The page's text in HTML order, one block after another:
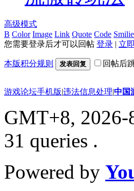
高级模式
B Color Image Link Quote Code
您需要登录后才可以回帖 登录 | 立
本版积分规则 发表回复 回帖后
游戏论坛手机版|违法信息处理|中国
GMT+8, 2026-
31 queries .
Powered by